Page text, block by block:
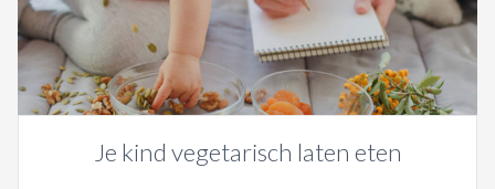
Je kind vegetarisch laten eten